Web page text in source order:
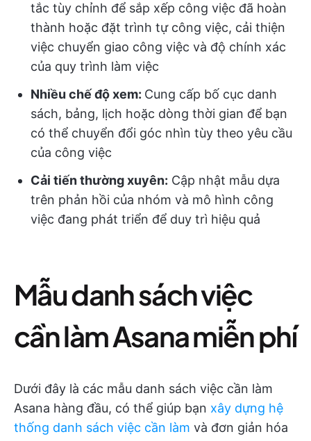
tắc tùy chỉnh để sắp xếp công việc đã hoàn
thành hoặc đặt trình tự công việc, cải thiện
việc chuyển giao công việc và độ chính xác
của quy trình làm việc
Nhiều chế độ xem: Cung cấp bố cục danh
sách, bảng, lịch hoặc dòng thời gian để bạn
có thể chuyển đổi góc nhìn tùy theo yêu cầu
của công việc
Cải tiến thường xuyên: Cập nhật mẫu dựa
trên phản hồi của nhóm và mô hình công
việc đang phát triển để duy trì hiệu quả
Mẫu danh sách việc
cần làm Asana miễn phí
Dưới đây là các mẫu danh sách việc cần làm
Asana hàng đầu, có thể giúp bạn xây dựng hệ
thống danh sách việc cần làm và đơn giản hóa